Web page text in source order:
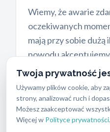
Twoja prywatność
Używamy plików cookie, aby
strony, analizować ruch i
Możesz zaakceptować
Więcej w Polityce prywatności.
Wiemy, że awarie
oczekiwanych
mają przy sobie
powodu
płatności
Należność
terminala
tradycyjnie gotówką.
bankomatu w środku